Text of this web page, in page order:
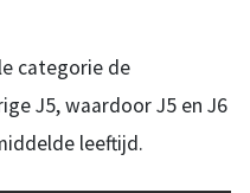
categorie de
J5, waardoor J5 en J6
leeftijd.